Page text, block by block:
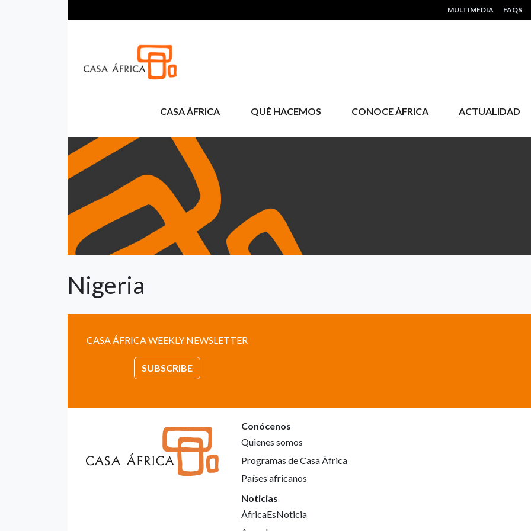
HEADER MENU
MULTIMEDIA FAQS
CASA ÁFRICA QUÉ HACEMOS CONOCE ÁFRICA ACTUALIDAD
Nigeria
CASA ÁFRICA WEEKLY NEWSLETTER
SUBSCRIBE
Conócenos
Quienes somos
Programas de Casa África
Países africanos
Noticias
ÁfricaEsNoticia